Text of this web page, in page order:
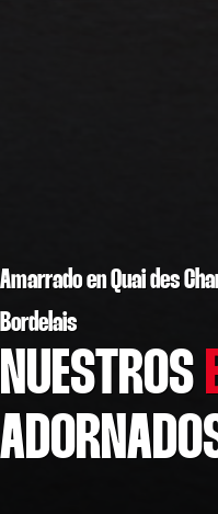
Amarrado en Quai des
Bordelais
NUESTROS